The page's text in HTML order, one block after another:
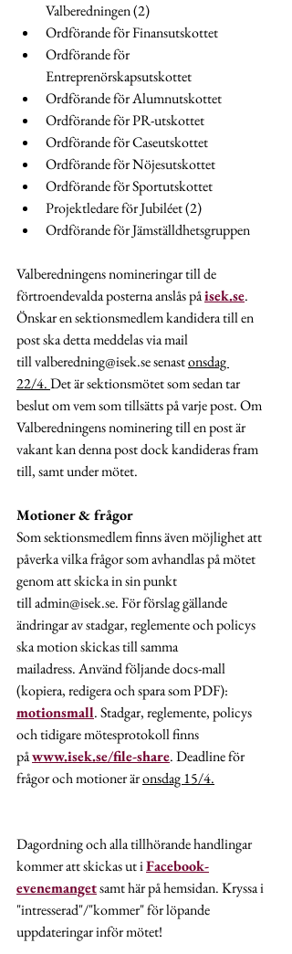
Valberedningen (2)
Ordförande för Finansutskottet
Ordförande för
Entreprenörskapsutskottet
Ordförande för Alumnutskottet
Ordförande för PR-utskottet
Ordförande för Caseutskottet
Ordförande för Nöjesutskottet
Ordförande för Sportutskottet
Projektledare för Jubiléet (2)
Ordförande för Jämställdhetsgruppen
Valberedningens nomineringar till de
förtroendevalda posterna anslås på isek.se.
Önskar en sektionsmedlem kandidera till en
post ska detta meddelas via mail
till valberedning@isek.se senast onsdag
22/4. Det är sektionsmötet som sedan tar
beslut om vem som tillsätts på varje post. Om
Valberedningens nominering till en post är
vakant kan denna post dock kandideras fram
till, samt under mötet.
Motioner & frågor
Som sektionsmedlem finns även möjlighet att
påverka vilka frågor som avhandlas på mötet
genom att skicka in sin punkt
till admin@isek.se. För förslag gällande
ändringar av stadgar, reglemente och policys
ska motion skickas till samma
mailadress. Använd följande docs-mall
(kopiera, redigera och spara som PDF):
motionsmall. Stadgar, reglemente, policys
och tidigare mötesprotokoll finns
på www.isek.se/file-share. Deadline för
frågor och motioner är onsdag 15/4.
Dagordning och alla tillhörande handlingar
kommer att skickas ut i Facebook-
evenemanget samt här på hemsidan. Kryssa i
"intresserad"/"kommer" för löpande
uppdateringar inför mötet!